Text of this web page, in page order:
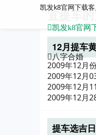
凯发k8官网下载
凯发k8官网
八字合婚
宜提车
12月提车
2009年12月
2009年12月
2009年12月
2009年12月
提车选吉日